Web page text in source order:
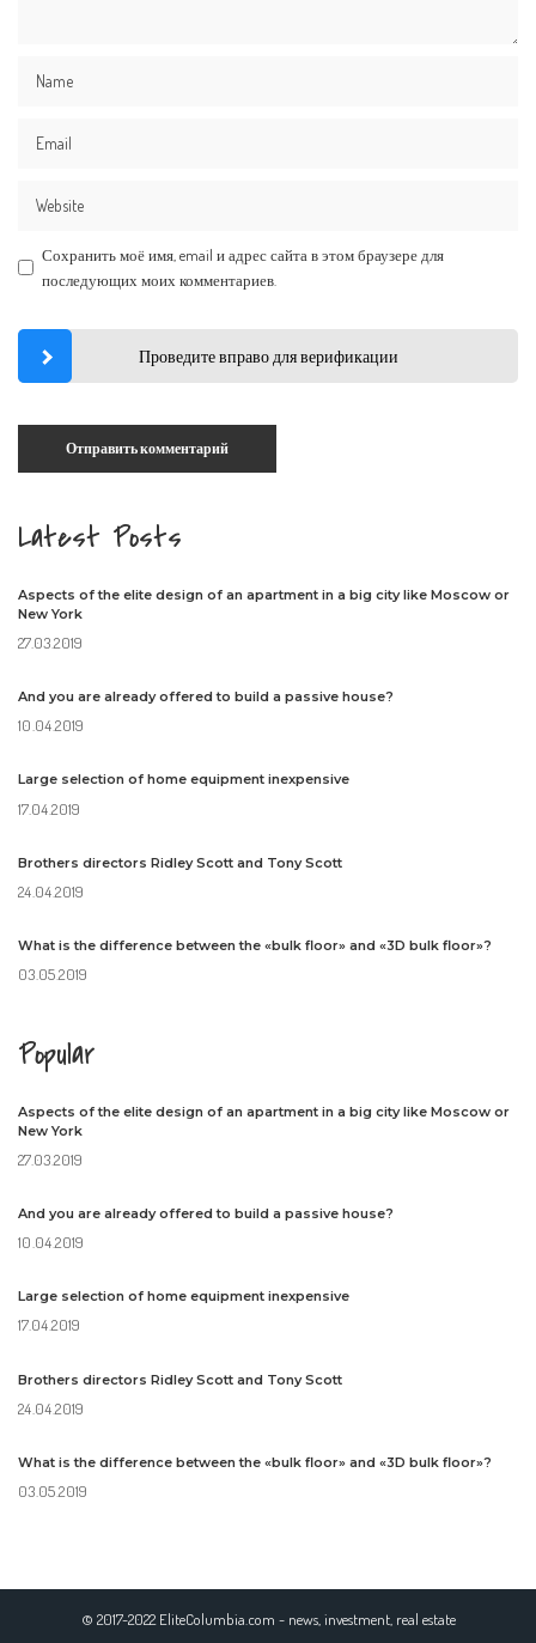
Сохранить моё имя, email и адрес сайта в этом браузере для
последующих моих комментариев.
Проведите вправо для верификации
Latest Posts
Aspects of the elite design of an apartment in a big city like Moscow or
New York
27.03.2019
And you are already offered to build a passive house?
10.04.2019
Large selection of home equipment inexpensive
17.04.2019
Brothers directors Ridley Scott and Tony Scott
24.04.2019
What is the difference between the «bulk floor» and «3D bulk floor»?
03.05.2019
Popular
Aspects of the elite design of an apartment in a big city like Moscow or
New York
27.03.2019
And you are already offered to build a passive house?
10.04.2019
Large selection of home equipment inexpensive
17.04.2019
Brothers directors Ridley Scott and Tony Scott
24.04.2019
What is the difference between the «bulk floor» and «3D bulk floor»?
03.05.2019
© 2017-2022 EliteColumbia.com - news, investment, real estate